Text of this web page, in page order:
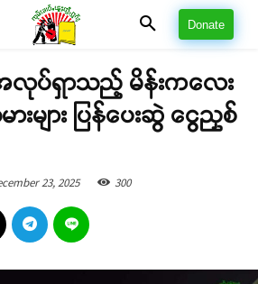
Donate
လုပ်ရှာသည့် မိန်းကလေး
းများ ပြန်ပေးဆွဲ ငွေညှစ်
23, 2025 300